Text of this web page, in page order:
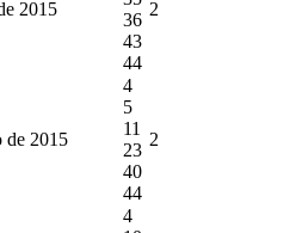
2015
36
43
44
2
de 2015
4
5
11
23
40
44
2
4